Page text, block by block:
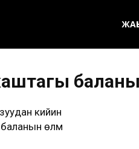
кийин
өлүмү